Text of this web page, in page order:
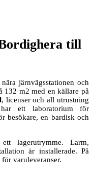
till
järnvägsstationen och
132 m2 med en källare på
, licenser och all utrustning
ett laboratorium för
besökare, en bardisk och
lagerutrymme. Larm,
är installerade. På
varuleveranser.